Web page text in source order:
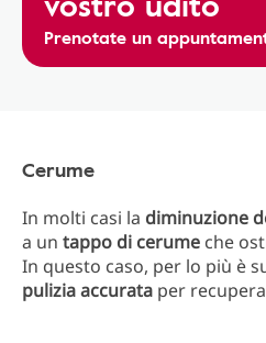
Prenotate un
Cerume
In molti casi la diminuzione
a un tappo di cerume che
In questo caso, per lo più è
pulizia accurata per